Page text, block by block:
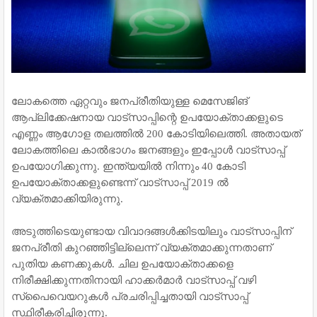
ലോകത്തെ ഏറ്റവും ജനപ്രീതിയുള്ള മെസേജിങ്
ആപ്ലിക്കേഷനായ വാട്‌സാപ്പിന്റെ ഉപയോക്താക്കളുടെ
എണ്ണം ആഗോള തലത്തില്‍ 200 കോടിയിലെത്തി. അതായത്
ലോകത്തിലെ കാല്‍ഭാഗം ജനങ്ങളും ഇപ്പോള്‍ വാട്‌സാപ്പ്
ഉപയോഗിക്കുന്നു. ഇന്ത്യയില്‍ നിന്നും 40 കോടി
ഉപയോക്താക്കളുണ്ടെന്ന് വാട്‌സാപ്പ് 2019 ല്‍
വ്യക്തമാക്കിയിരുന്നു.
അടുത്തിടെയുണ്ടായ വിവാദങ്ങള്‍ക്കിടയിലും വാട്‌സാപ്പിന്
ജനപ്രീതി കുറഞ്ഞിട്ടില്ലെന്ന് വ്യക്തമാക്കുന്നതാണ്
പുതിയ കണക്കുകള്‍. ചില ഉപയോക്താക്കളെ
നിരീക്ഷിക്കുന്നതിനായി ഹാക്കര്‍മാര്‍ വാട്‌സാപ്പ് വഴി
സ്‌പൈവെയറുകള്‍ പ്രചരിപ്പിച്ചതായി വാട്‌സാപ്പ്
സ്ഥിരീകരിച്ചിരുന്നു.